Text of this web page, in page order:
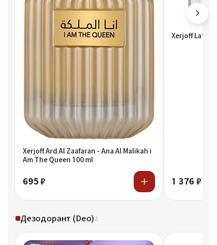
Xerjoff Ard Al Zaafaran - Ana Al Malikah i
Am The Queen 100 ml
695 ₽
Xerjoff
1 376 ₽
Дезодорант (Deo)2